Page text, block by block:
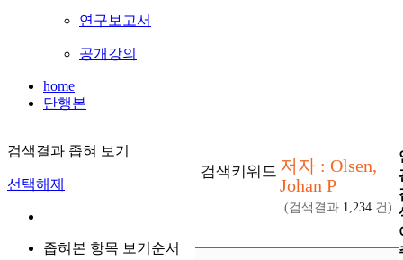
연구보고서
공개강의
home
단행본
검색결과 좁혀 보기
선택해제
좁혀본 항목 보기순서
검색키워드 저자 : Olsen,
Johan P
(검색결과 1,234 건)